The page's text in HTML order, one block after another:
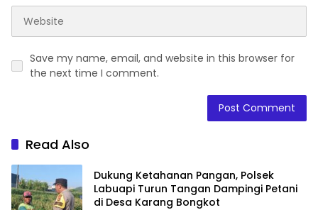
Save my name, email, and website in this browser for
the next time I comment.
Read Also
Dukung Ketahanan Pangan, Polsek
Labuapi Turun Tangan Dampingi Petani
di Desa Karang Bongkot